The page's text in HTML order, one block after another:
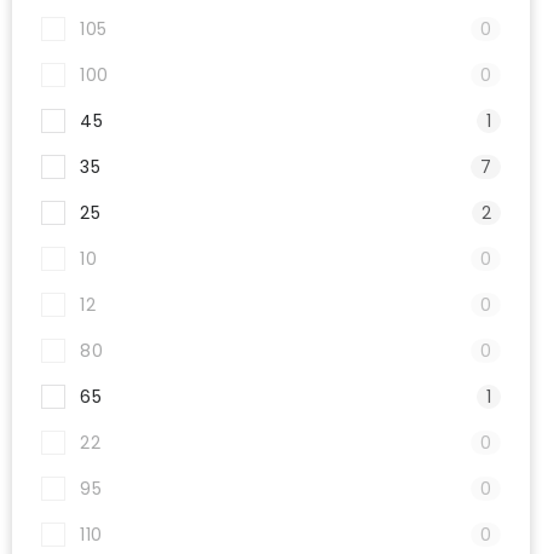
105
0
100
0
45
1
35
7
25
2
10
0
12
0
80
0
65
1
22
0
95
0
110
0